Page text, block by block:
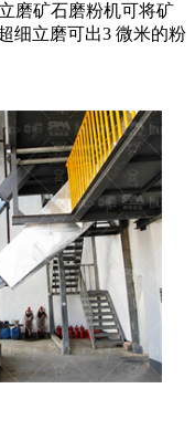
磨矿石磨粉机可将矿
细立磨可出3 微米的粉